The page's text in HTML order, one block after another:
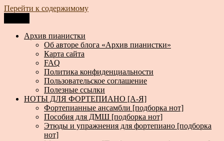
Перейти к содержимому
Архив пианистки
Всё для пианистов: ноты, книги, музыка, статьи…
Архив пианистки
Об авторе блога «Архив пианистки»
Карта сайта
FAQ
Политика конфиденциальности
Пользовательское соглашение
Полезные ссылки
НОТЫ ДЛЯ ФОРТЕПИАНО [А-Я]
Фортепианные ансамбли [подборка нот]
Пособия для ДМШ [подборка нот]
Этюды и упражнения для фортепиано [подборка
нот]